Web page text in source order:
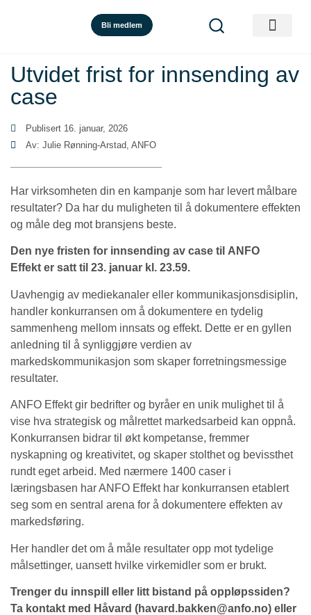
Bli medlem
Utvidet frist for innsending av
case
Publisert 16. januar, 2026
Av: Julie Rønning-Arstad, ANFO
Har virksomheten din en kampanje som har levert målbare
resultater? Da har du muligheten til å dokumentere effekten
og måle deg mot bransjens beste.
Den nye fristen for innsending av case til ANFO
Effekt er satt til 23. januar kl. 23.59.
Uavhengig av mediekanaler eller kommunikasjonsdisiplin,
handler konkurransen om å dokumentere en tydelig
sammenheng mellom innsats og effekt. Dette er en gyllen
anledning til å synliggjøre verdien av
markedskommunikasjon som skaper forretningsmessige
resultater.
ANFO Effekt gir bedrifter og byråer en unik mulighet til å
vise hva strategisk og målrettet markedsarbeid kan oppnå.
Konkurransen bidrar til økt kompetanse, fremmer
nyskapning og kreativitet, og skaper stolthet og bevissthet
rundt eget arbeid. Med nærmere 1400 caser i
læringsbasen har ANFO Effekt har konkurransen etablert
seg som en sentral arena for å dokumentere effekten av
markedsføring.
Her handler det om å måle resultater opp mot tydelige
målsettinger, uansett hvilke virkemidler som er brukt.
Trenger du innspill eller litt bistand på oppløpssiden?
Ta kontakt med Håvard (havard.bakken@anfo.no) eller